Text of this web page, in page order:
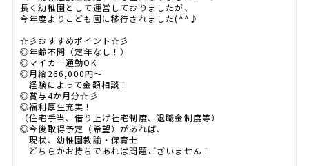
長く幼稚園として運営しておりましたが、
今年度よりこども園に移行されました(^^♪
☆彡おすすめポイント☆彡
◎年齢不問（定年なし！）
◎マイカー通勤OK
◎月給266,000円～
経験によって金額相談！
◎賞与4か月分☆彡
◎福利厚生充実！
（住宅手当、借り上げ社宅制度、退職金制度等）
◎今後取得予定（希望）があれば、
現状、幼稚園教諭・保育士
どちらかお持ちであれば問題ございません！